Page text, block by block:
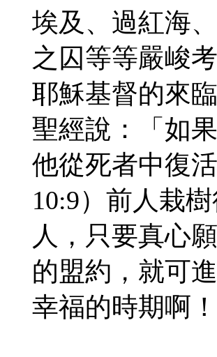
埃及、過紅海
之囚等等嚴峻
耶穌基督的來
聖經說：「如
他從死者中復
10:9）前人栽
人，只要真心
的盟約，就可
幸福的時期啊！